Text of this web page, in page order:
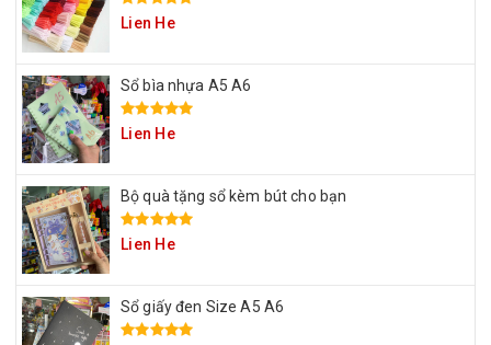
Lien He
Sổ bìa nhựa A5 A6
Lien He
Bộ quà tặng sổ kèm bút cho bạn
Lien He
Sổ giấy đen Size A5 A6